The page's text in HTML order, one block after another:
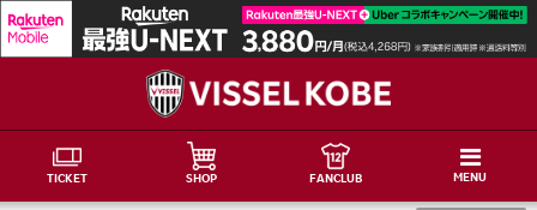
TICKET SHOP FANCLUB MENU